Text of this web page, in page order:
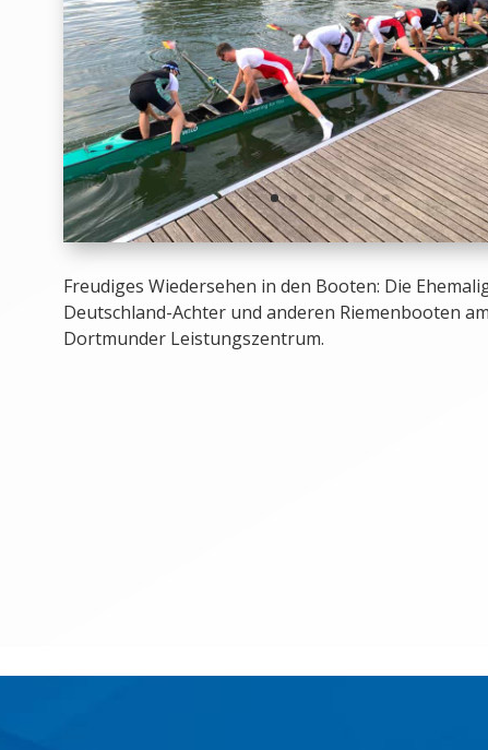
Freudiges Wiedersehen in den Booten: Die
Deutschland-Achter und anderen Riemenbooten am
Dortmunder Leistungszentrum.